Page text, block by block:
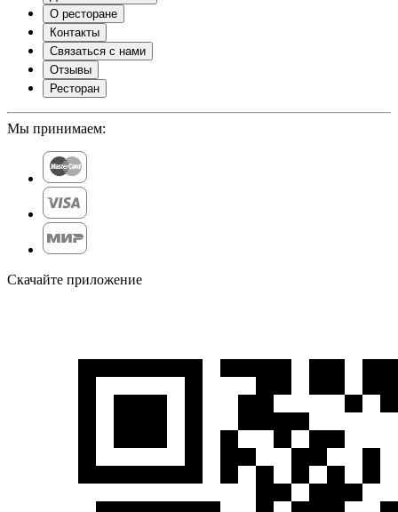
О ресторане
Контакты
Связаться с нами
Отзывы
Ресторан
Мы принимаем:
Скачайте приложение